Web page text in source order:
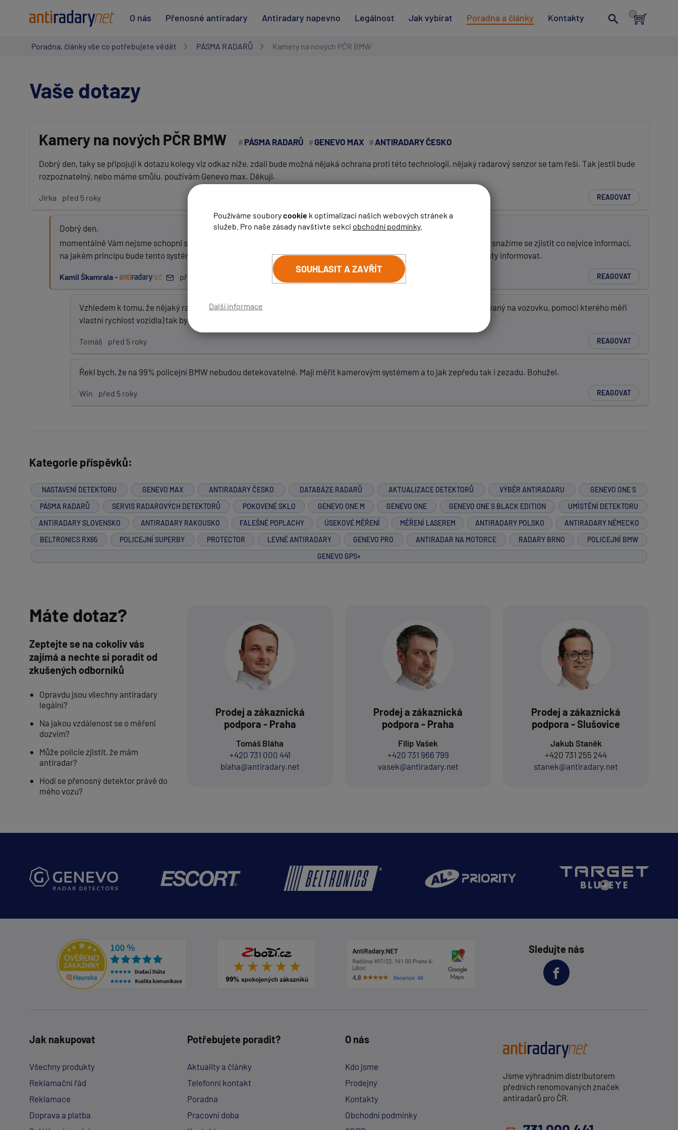
Používáme souborycookie k optimalizaci našich webových stránek a
služeb. Pro naše zásady navštivte sekci obchodní podmínky.
SOUHLASIT A ZAVŘÍT
Další informace
O nás Přenosné antiradary Antiradary napevno Legálnost Jak vybírat Poradna a články Kontakty
Poradna, články vše co potřebujete vědět PÁSMA RADARŮ Kamery na nových PČR BMW
Vaše dotazy
Vaše jméno:
Předmět:
PŘIDAT PŘÍSPĚVEK
Kamery na nových PČR BMW PÁSMA RADARŮ GENEVO MAX ANTIRADARY ČESKO
Dobrý den, taky se připojuji k dotazu kolegy viz odkaz níže, zdali bude možná nějaká ochrana proti této technologii, nějaký radarový senzor se tam řeší. Tak jestli bude
rozpoznatelný, nebo máme smůlu. používám Genevo max. Děkuji.
Jirka před 5 roky REAGOVAT
Dobrý den,
momentálně Vám nejsme schopni s jistotou potvrdit, zda bude tento systém detekovatelný či nikoli. Situaci sledujeme a snažíme se zjistit co nejvíce informací,
na jakém principu bude tento systém pracovat. Jakmile budeme mít podrobnější informace, budeme všechny naše klienty informovat.
Kamil Škamrala - před 5 roky REAGOVAT
Vzhledem k tomu, že nějaký radar ten nový systém v nových BMW mít bude (podle specifikace je to radar nasměrovaný na vozovku, pomocí kterého měří
vlastní rychlost vozidla) tak by na to časem nějaká detekce fungovat mohla. Držím palce!
Tomáš před 5 roky REAGOVAT
Řekl bych, že na 99% policejní BMW nebudou detekovatelné. Mají měřit kamerovým systémem a to jak zepředu tak i zezadu. Bohužel.
Win před 5 roky REAGOVAT
Kategorie příspěvků:
NASTAVENÍ DETEKTORU GENEVO MAX ANTIRADARY ČESKO DATABÁZE RADARŮ AKTUALIZACE DETEKTORŮ VÝBĚR ANTIRADARU
GENEVO ONE S
PÁSMA RADARŮ
SERVIS RADAROVÝCH DETEKTORŮ POKOVENÉ SKLO GENEVO ONE M GENEVO ONE GENEVO ONE S BLACK EDITION
UMÍSTĚNÍ DETEKTORU
ANTIRADARY SLOVENSKO
ANTIRADARY RAKOUSKO FALEŠNÉ POPLACHY ÚSEKOVÉ MĚŘENÍ MĚŘENÍ LASEREM ANTIRADARY POLSKO
ANTIRADARY NĚMECKO
BELTRONICS RX65
POLICEJNÍ SUPERBY PROTECTOR LEVNÉ ANTIRADARY GENEVO PRO ANTIRADAR NA MOTORCE RADARY BRNO
POLICEJNÍ BMW
GENEVO GPS+
Máte dotaz?
Zeptejte se na cokoliv vás
zajímá a nechte si poradit od
zkušených odborníků
Opravdu jsou všechny antiradary
legální?
Na jakou vzdálenost se o měření
dozvím?
Může policie zjistit, že mám
antiradar?
Hodí se přenosný detektor právě do
mého vozu?
Prodej a zákaznická
podpora - Praha
Tomáš Bláha
+420 731 000 441
blaha@antiradary.net
Prodej a zákaznická
podpora - Praha
Filip Vašek
+420 731 966 799
vasek@antiradary.net
Prodej a zákaznická
podpora - Slušovice
Jakub Staněk
+420 731 255 244
stanek@antiradary.net
Sledujte nás
Jak nakupovat
Všechny produkty
Reklamační řád
Reklamace
Doprava a platba
Potřebujete poradit?
Aktuality a články
Telefonní kontakt
Poradna
Pracovní doba
O nás
Kdo jsme
Prodejny
Kontakty
Obchodní podmínky
Jsme výhradním distributorem
předních renomovaných značek
antiradarů pro ČR.